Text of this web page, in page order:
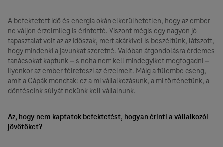
A befektetett idő és energia okán elkerülhetetlen, hogy az ember
ne váljon érzelmileg is érintetté. Viszont mégis egy nagyon jó
tapasztalat volt az az időszak, mert akárkivel is beszéltünk, látszott,
hogy mindenki a javunkat szeretné. Valóban átgondolásra érdemes
tanácsokat kaptunk – s noha nem kell mindegyiket megfogadni –
ilyenkor az ember félreteszi az érzelmeit. Máig a fülembe cseng,
amit a Cápák mondtak: ez a mi vállalkozásunk, a mi történetünk, a
döntéseink súlyát nekünk kell vállalnunk.
Az, hogy nem kaptatok befektetést, hogyan érinti a vállalkozói
jövőtöket?